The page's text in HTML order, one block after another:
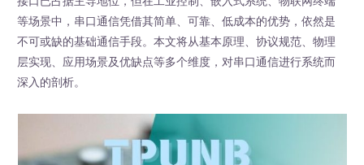
等场景中，串口通信凭借其简单、可靠、低成本的优势，依然是
不可或缺的基础通信手段。本文将从基本原理、协议规范、物理
层实现、应用场景及优缺点等多个维度，对串口通信进行系统而
深入的剖析。